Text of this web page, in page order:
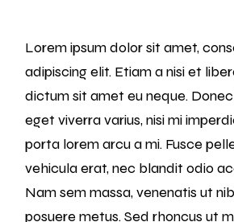
Lorem ipsum dolor sit amet,
adipiscing elit. Etiam a nisi et
dictum sit amet eu neque.
eget viverra varius, nisi mi
porta lorem arcu a mi. Fusce
vehicula erat, nec blandit odio
Nam sem massa, venenatis ut
posuere metus. Sed rhoncus ut